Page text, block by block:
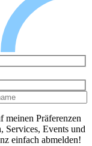
meinen Präferenzen
Services, Events und
einfach abmelden!